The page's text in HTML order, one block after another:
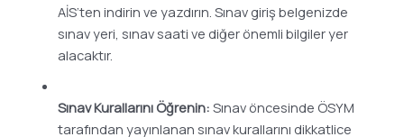
AİS’ten indirin ve yazdırın. Sınav giriş belgenizde
sınav yeri, sınav saati ve diğer önemli bilgiler yer
alacaktır.
Sınav Kurallarını Öğrenin: Sınav öncesinde ÖSYM
tarafından yayınlanan sınav kurallarını dikkatlice